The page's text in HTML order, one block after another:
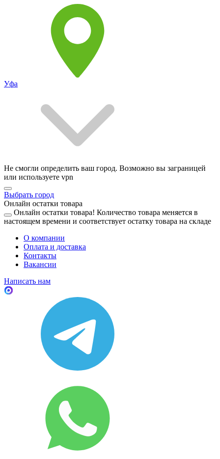
Уфа
Не смогли определить ваш город. Возможно вы заграницей
или используете vpn
Выбрать город
Онлайн остатки товара
Онлайн остатки товара! Количество товара меняется в
настоящем времени и соответствует остатку товара на складе
О компании
Оплата и доставка
Контакты
Вакансии
Написать нам